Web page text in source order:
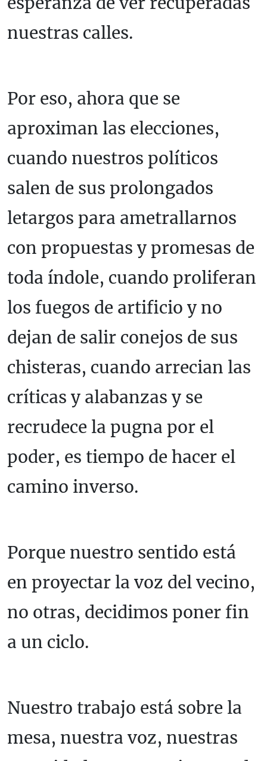
nuestras calles.
Por eso, ahora que se
aproximan las elecciones,
cuando nuestros políticos
salen de sus prolongados
letargos para ametrallarnos
con propuestas y promesas de
toda índole, cuando proliferan
los fuegos de artificio y no
dejan de salir conejos de sus
chisteras, cuando arrecian las
críticas y alabanzas y se
recrudece la pugna por el
poder, es tiempo de hacer el
camino inverso.
Porque nuestro sentido está
en proyectar la voz del vecino,
no otras, decidimos poner fin
a un ciclo.
Nuestro trabajo está sobre la
mesa, nuestra voz, nuestras